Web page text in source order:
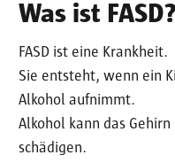
Was ist FASD?
FASD ist eine Krankheit.
Sie entsteht, wenn ein
Alkohol aufnimmt.
Alkohol kann das
schädigen.